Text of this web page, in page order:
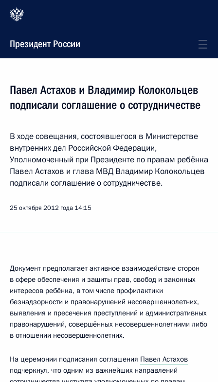
Президент России
Павел Астахов и Владимир Колокольцев
подписали соглашение о сотрудничестве
В ходе совещания, состоявшегося в Министерстве
внутренних дел Российской Федерации,
Уполномоченный при Президенте по правам ребёнка
Павел Астахов и глава МВД Владимир Колокольцев
подписали соглашение о сотрудничестве.
25 октября 2012 года 14:15
Документ предполагает активное взаимодействие сторон
в сфере обеспечения и защиты прав, свобод и законных
интересов ребёнка, в том числе профилактики
безнадзорности и правонарушений несовершеннолетних,
выявления и пресечения преступлений и административных
правонарушений, совершённых несовершеннолетними либо
в отношении несовершеннолетних.
На церемонии подписания соглашения Павел Астахов
подчеркнул, что одним из важнейших направлений